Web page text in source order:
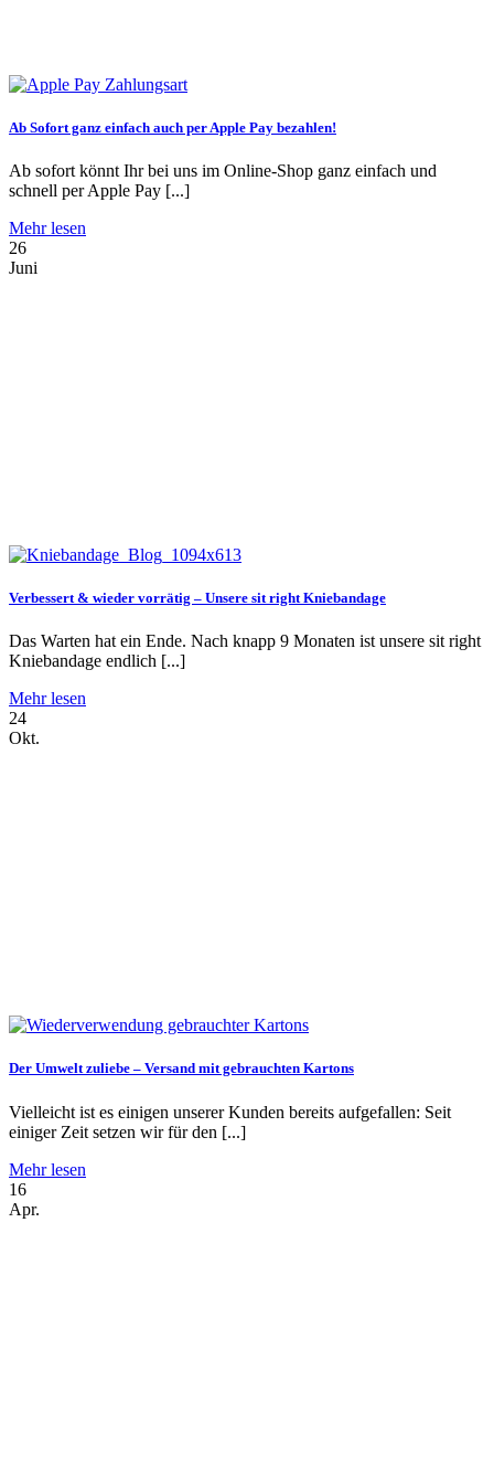
Ab Sofort ganz einfach auch per Apple Pay bezahlen!
Ab sofort könnt Ihr bei uns im Online-Shop ganz einfach und
schnell per Apple Pay [...]
Mehr lesen
26
Juni
Verbessert & wieder vorrätig – Unsere sit right Kniebandage
Das Warten hat ein Ende. Nach knapp 9 Monaten ist unsere sit right
Kniebandage endlich [...]
Mehr lesen
24
Okt.
Der Umwelt zuliebe – Versand mit gebrauchten Kartons
Vielleicht ist es einigen unserer Kunden bereits aufgefallen: Seit
einiger Zeit setzen wir für den [...]
Mehr lesen
16
Apr.